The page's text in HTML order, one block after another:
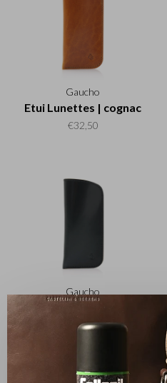
Gaucho
Etui Lunettes | cognac
€32,50
Gaucho
€32,50